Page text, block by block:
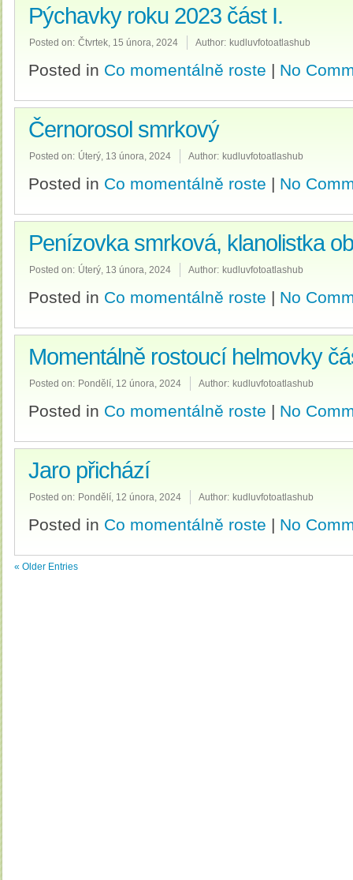
Pýchavky roku 2023 část I.
Posted on: Čtvrtek, 15 února, 2024 Author: kudluvfotoatlashub
Posted in Co momentálně roste | No
Černorosol smrkový
Posted on: Úterý, 13 února, 2024 Author: kudluvfotoatlashub
Posted in Co momentálně roste | No
Penízovka smrková, klanolistka
Posted on: Úterý, 13 února, 2024 Author: kudluvfotoatlashub
Posted in Co momentálně roste | No
Momentálně rostoucí helmovky
Posted on: Pondělí, 12 února, 2024 Author: kudluvfotoatlashub
Posted in Co momentálně roste | No
Jaro přichází
Posted on: Pondělí, 12 února, 2024 Author: kudluvfotoatlashub
Posted in Co momentálně roste | No
« Older Entries